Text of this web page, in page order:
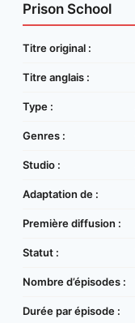
Prison School
Titre original :
Titre anglais :
Type :
Genres :
Studio :
Adaptation de :
Première diffusion :
Statut :
Nombre d’épisodes :
Durée par épisode :